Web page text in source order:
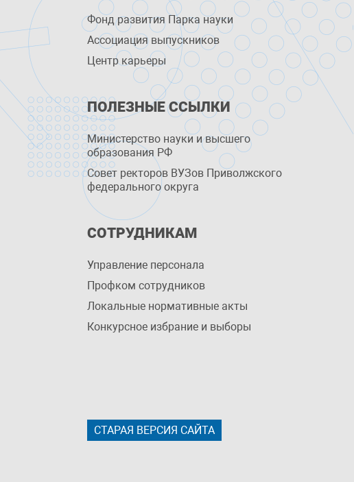
Фонд развития Парка науки
Ассоциация выпускников
Центр карьеры
ПОЛЕЗНЫЕ ССЫЛКИ
Министерство науки и высшего
образования РФ
Совет ректоров ВУЗов Приволжского
федерального округа
СОТРУДНИКАМ
Управление персоналa
Профком сотрудников
Локальные нормативные акты
Конкурсное избрание и выборы
СТАРАЯ ВЕРСИЯ САЙТА